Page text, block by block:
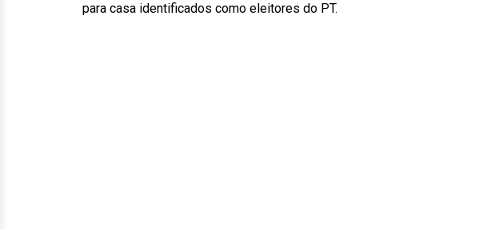
para casa identificados como eleitores do PT.